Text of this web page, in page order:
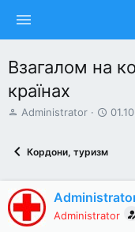
Взагалом на
країнах
А
т
е
м
и
Administrator
Д
т
в
Кордони, туризм
Administrator